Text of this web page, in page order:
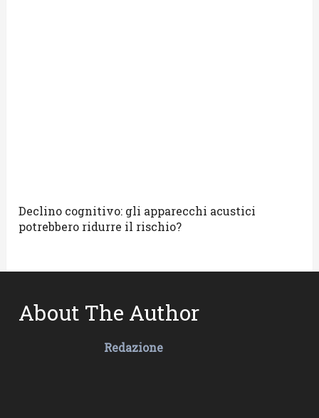
Declino cognitivo: gli apparecchi acustici
potrebbero ridurre il rischio?
About The Author
Redazione